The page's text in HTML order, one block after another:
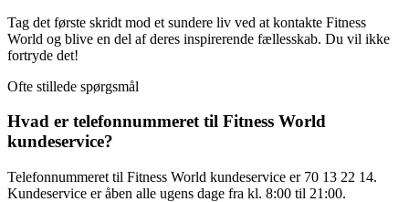
Tag det første skridt mod et sundere liv ved at kontakte Fitness
World og blive en del af deres inspirerende fællesskab. Du vil ikke
fortryde det!
Ofte stillede spørgsmål
Hvad er telefonnummeret til Fitness World
kundeservice?
Telefonnummeret til Fitness World kundeservice er 70 13 22 14.
Kundeservice er åben alle ugens dage fra kl. 8:00 til 21:00.